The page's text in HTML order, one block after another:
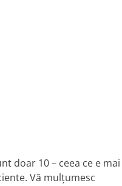
doar 10 – ceea ce e mai
Vă mulţumesc